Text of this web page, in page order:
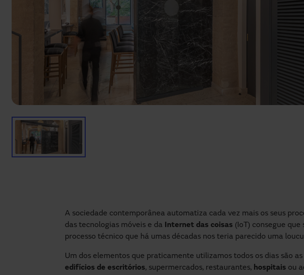
A sociedade contemporânea automatiza cada vez mais os seus
das tecnologias móveis e da
Internet das coisas (IoT) consegue
processo técnico que há umas décadas nos teria parecido uma
Um dos elementos que praticamente utilizamos todos os dias são
edifícios de escritórios, supermercados, restaurantes, hospitais ou